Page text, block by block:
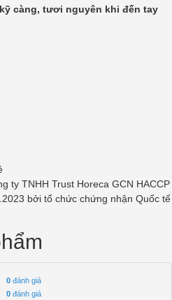
càng, tươi nguyên khi đến tay
ty TNHH Trust Horeca GCN HACCP
bởi tổ chức chứng nhận Quốc tế
0 đánh giá
0 đánh giá